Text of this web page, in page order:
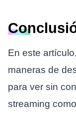
En este
maneras de
para ver sin
streaming